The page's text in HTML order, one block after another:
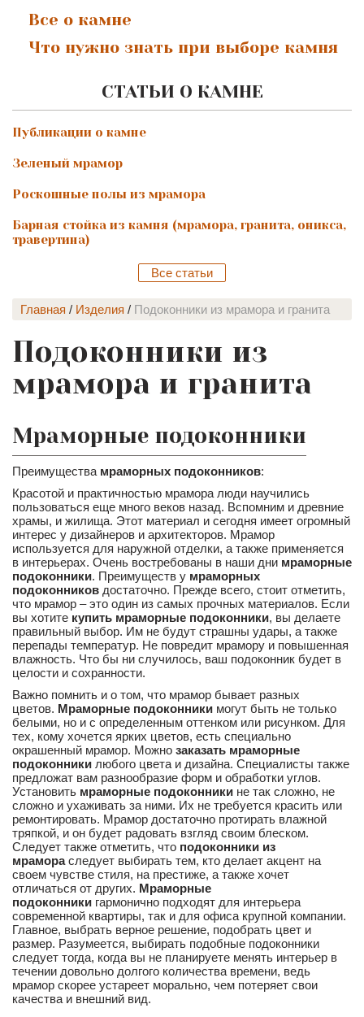
Все о камне
Что нужно знать при выборе камня
СТАТЬИ О КАМНЕ
Публикации о камне
Зеленый мрамор
Роскошные полы из мрамора
Барная стойка из камня (мрамора, гранита, оникса,
травертина)
Все статьи
Главная / Изделия / Подоконники из мрамора и гранита
Подоконники из
мрамора и гранита
Мраморные подоконники
Преимущества мраморных подоконников:
Красотой и практичностью мрамора люди научились
пользоваться еще много веков назад. Вспомним и древние
храмы, и жилища. Этот материал и сегодня имеет огромный
интерес у дизайнеров и архитекторов. Мрамор
используется для наружной отделки, а также применяется
в интерьерах. Очень востребованы в наши дни мраморные
подоконники. Преимуществ у мраморных
подоконников достаточно. Прежде всего, стоит отметить,
что мрамор – это один из самых прочных материалов. Если
вы хотите купить мраморные подоконники, вы делаете
правильный выбор. Им не будут страшны удары, а также
перепады температур. Не повредит мрамору и повышенная
влажность. Что бы ни случилось, ваш подоконник будет в
целости и сохранности.
Важно помнить и о том, что мрамор бывает разных
цветов. Мраморные подоконники могут быть не только
белыми, но и с определенным оттенком или рисунком. Для
тех, кому хочется ярких цветов, есть специально
окрашенный мрамор. Можно заказать мраморные
подоконники любого цвета и дизайна. Специалисты также
предложат вам разнообразие форм и обработки углов.
Установить мраморные подоконники не так сложно, не
сложно и ухаживать за ними. Их не требуется красить или
ремонтировать. Мрамор достаточно протирать влажной
тряпкой, и он будет радовать взгляд своим блеском.
Следует также отметить, что подоконники из
мрамораследует выбирать тем, кто делает акцент на
своем чувстве стиля, на престиже, а также хочет
отличаться от других. Мраморные
подоконники гармонично подходят для интерьера
современной квартиры, так и для офиса крупной компании.
Главное, выбрать верное решение, подобрать цвет и
размер. Разумеется, выбирать подобные подоконники
следует тогда, когда вы не планируете менять интерьер в
течении довольно долгого количества времени, ведь
мрамор скорее устареет морально, чем потеряет свои
качества и внешний вид.